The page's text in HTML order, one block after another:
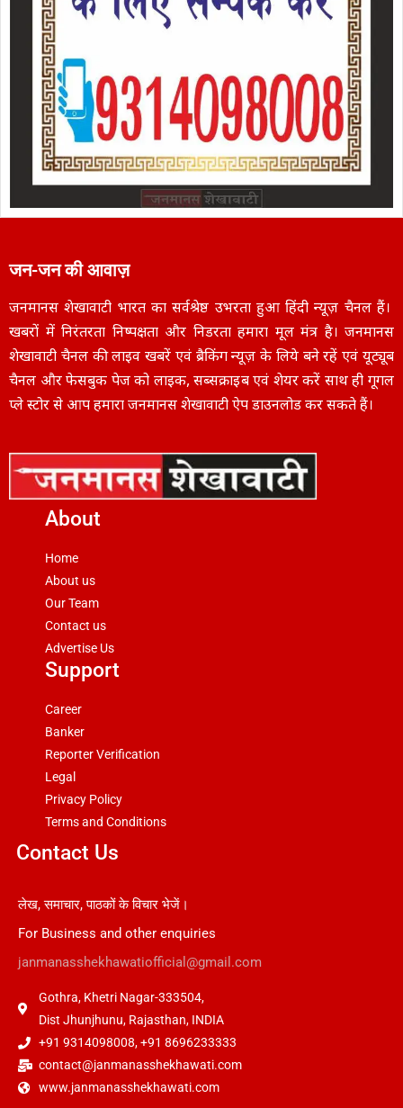
जन-जन की आवाज़
जनमानस शेखावाटी भारत का सर्वश्रेष्ठ उभरता हुआ हिंदी न्यूज़ चैनल हैं।
खबरों में निरंतरता निष्पक्षता और निडरता हमारा मूल मंत्र है। जनमानस
शेखावाटी चैनल की लाइव खबरें एवं ब्रैकिंग न्यूज़ के लिये बने रहें एवं यूट्यूब
चैनल और फेसबुक पेज को लाइक, सब्सक्राइब एवं शेयर करें साथ ही गूगल
प्ले स्टोर से आप हमारा जनमानस शेखावाटी ऐप डाउनलोड कर सकते हैं।
About
Home
About us
Our Team
Contact us
Advertise Us
Support
Career
Banker
Reporter Verification
Legal
Privacy Policy
Terms and Conditions
Contact Us
लेख, समाचार, पाठकों के विचार भेजें।
For Business and other enquiries
janmanasshekhawatiofficial@gmail.com
Gothra, Khetri Nagar-333504,
Dist Jhunjhunu, Rajasthan, INDIA
+91 9314098008, +91 8696233333
contact@janmanasshekhawati.com
www.janmanasshekhawati.com